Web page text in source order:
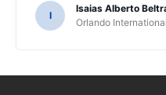
I
Isaias Alberto
Orlando